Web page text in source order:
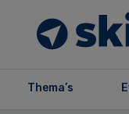
Thema’s